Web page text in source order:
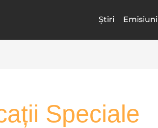
Știri Emisiuni
Speciale